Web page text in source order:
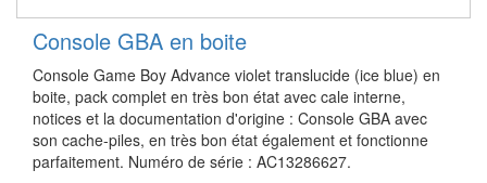
Console GBA en boite
Console Game Boy Advance violet translucide (ice blue) en
boite, pack complet en très bon état avec cale interne,
notices et la documentation d'origine : Console GBA avec
son cache-piles, en très bon état également et fonctionne
parfaitement. Numéro de série : AC13286627.